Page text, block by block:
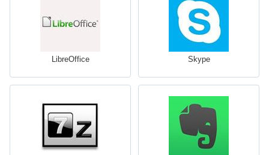
LibreOffice Skype